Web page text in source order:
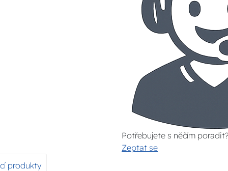
Potřebujete s něčím poradit?
Zeptat se
produkty